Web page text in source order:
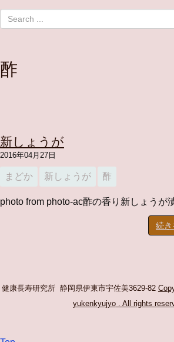
酢
新しょうが
2016年04月27日
まどか 新しょうが 酢
photo from photo-ac酢の香り新しょうが
続き
健康長寿研究所 静岡県伊東市宇佐美3629-82
yukenkyujyo. All rights